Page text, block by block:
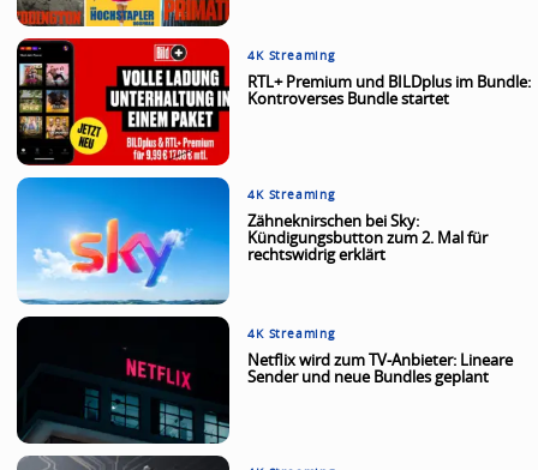
4K Streaming
RTL+ Premium und BILDplus im Bundle:
Kontroverses Bundle startet
4K Streaming
Zähneknirschen bei Sky:
Kündigungsbutton zum 2. Mal für
rechtswidrig erklärt
4K Streaming
Netflix wird zum TV-Anbieter: Lineare
Sender und neue Bundles geplant